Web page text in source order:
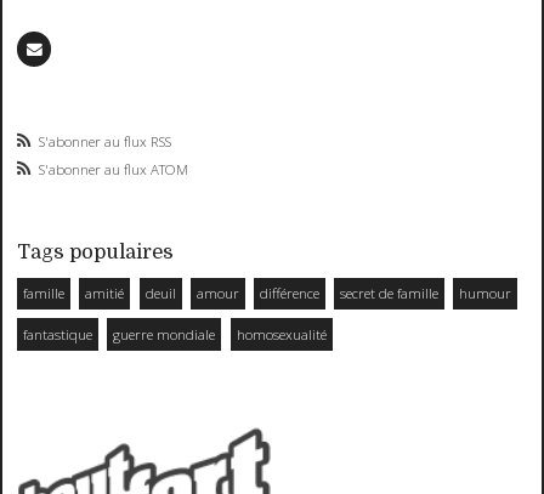
S'abonner au flux RSS
S'abonner au flux ATOM
Tags populaires
famille amitié deuil amour différence secret de famille humour
fantastique guerre mondiale homosexualité